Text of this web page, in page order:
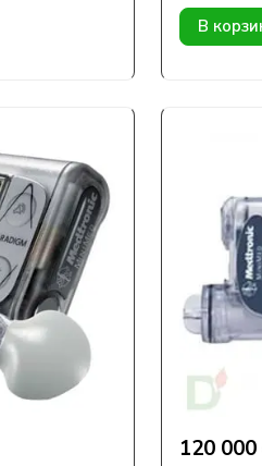
В
120 000